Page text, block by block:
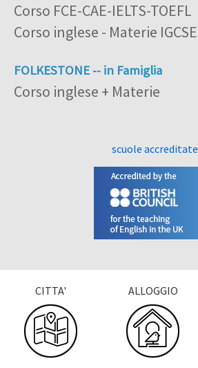
Corso FCE-CAE-IELTS-TOEFL
Corso inglese - Materie IGCSE
FOLKESTONE -- in Famiglia
Corso inglese + Materie
scuole accreditate
CITTA' ALLOGGIO